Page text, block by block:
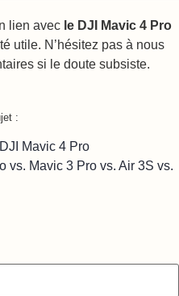
lien avec le DJI Mavic 4 Pro
utile. N’hésitez pas à nous
si le doute subsiste.
:
Mavic 4 Pro
vs. Mavic 3 Pro vs. Air 3S vs.